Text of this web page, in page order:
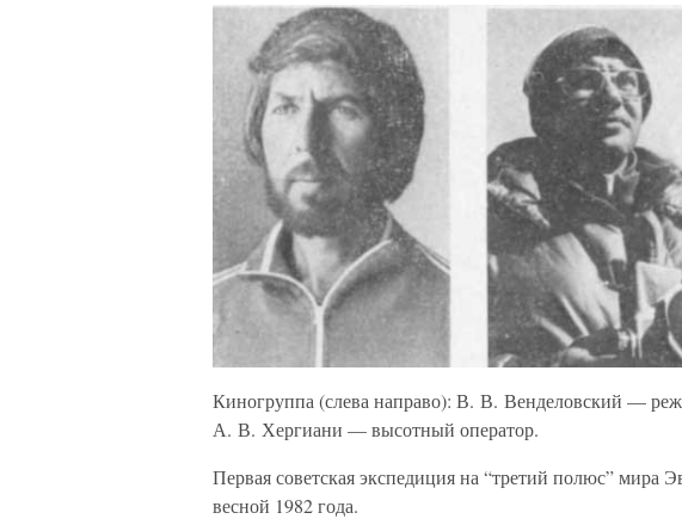
Киногруппа (слева направо): В. В. Венделовский —
А. В. Хергиани — высотный оператор.
Первая советская экспедиция на “третий полюс” мира
весной 1982 года.